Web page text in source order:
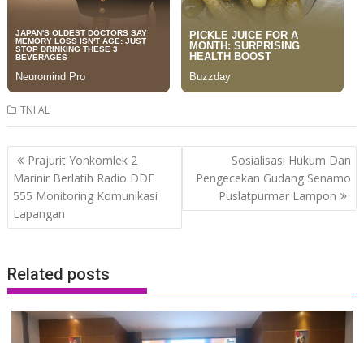
TNI AL
Post
navigation
Prajurit Yonkomlek 2
Marinir Berlatih Radio DDF
555 Monitoring Komunikasi
Lapangan
Sosialisasi Hukum Dan
Pengecekan Gudang Senamo
Puslatpurmar Lampon
Related posts